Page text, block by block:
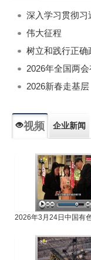
深入学习贯彻习
伟大征程
树立和践行正确
2026年全国两
2026新春走基层
视频 企业新闻